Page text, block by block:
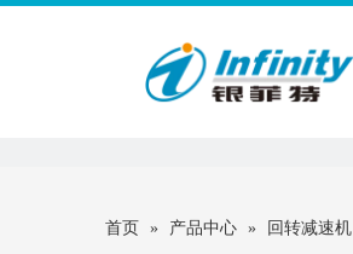
首页 » 产品中心 » 回转减速机